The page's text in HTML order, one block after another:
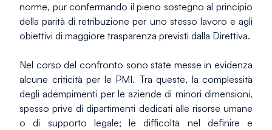
norme, pur confermando il pieno sostegno al principio
della parità di retribuzione per uno stesso lavoro e agli
obiettivi di maggiore trasparenza previsti dalla Direttiva.
Nel corso del confronto sono state messe in evidenza
alcune criticità per le PMI. Tra queste, la complessità
degli adempimenti per le aziende di minori dimensioni,
spesso prive di dipartimenti dedicati alle risorse umane
o di supporto legale; le difficoltà nel definire e